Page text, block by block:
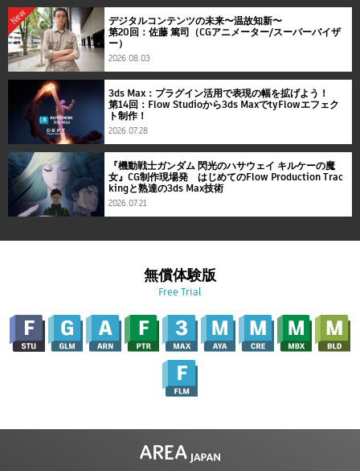
New
デジタルコンテンツの未来〜温故知新〜
第20回：佐藤 篤司（CGアニメーター/スーパーバイザ
ー）
2026.08.03
3ds Max：プラグイン活用で表現の幅を拡げよう！
第14回：Flow Studioから3ds MaxでtyFlowエフェク
ト制作！
2026.07.28
『機動戦士ガンダム 閃光のハサウェイ キルケーの魔
女』CG制作現場発 はじめてのFlow Production Trac
kingと熟達の3ds Max技術
2026.07.21
無償体験版
Free Trial